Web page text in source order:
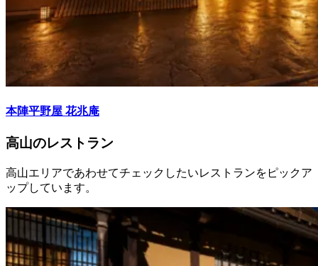
本陣平野屋 花兆庵
高山のレストラン
高山エリアであわせてチェックしたいレストランをピックア
ップしています。